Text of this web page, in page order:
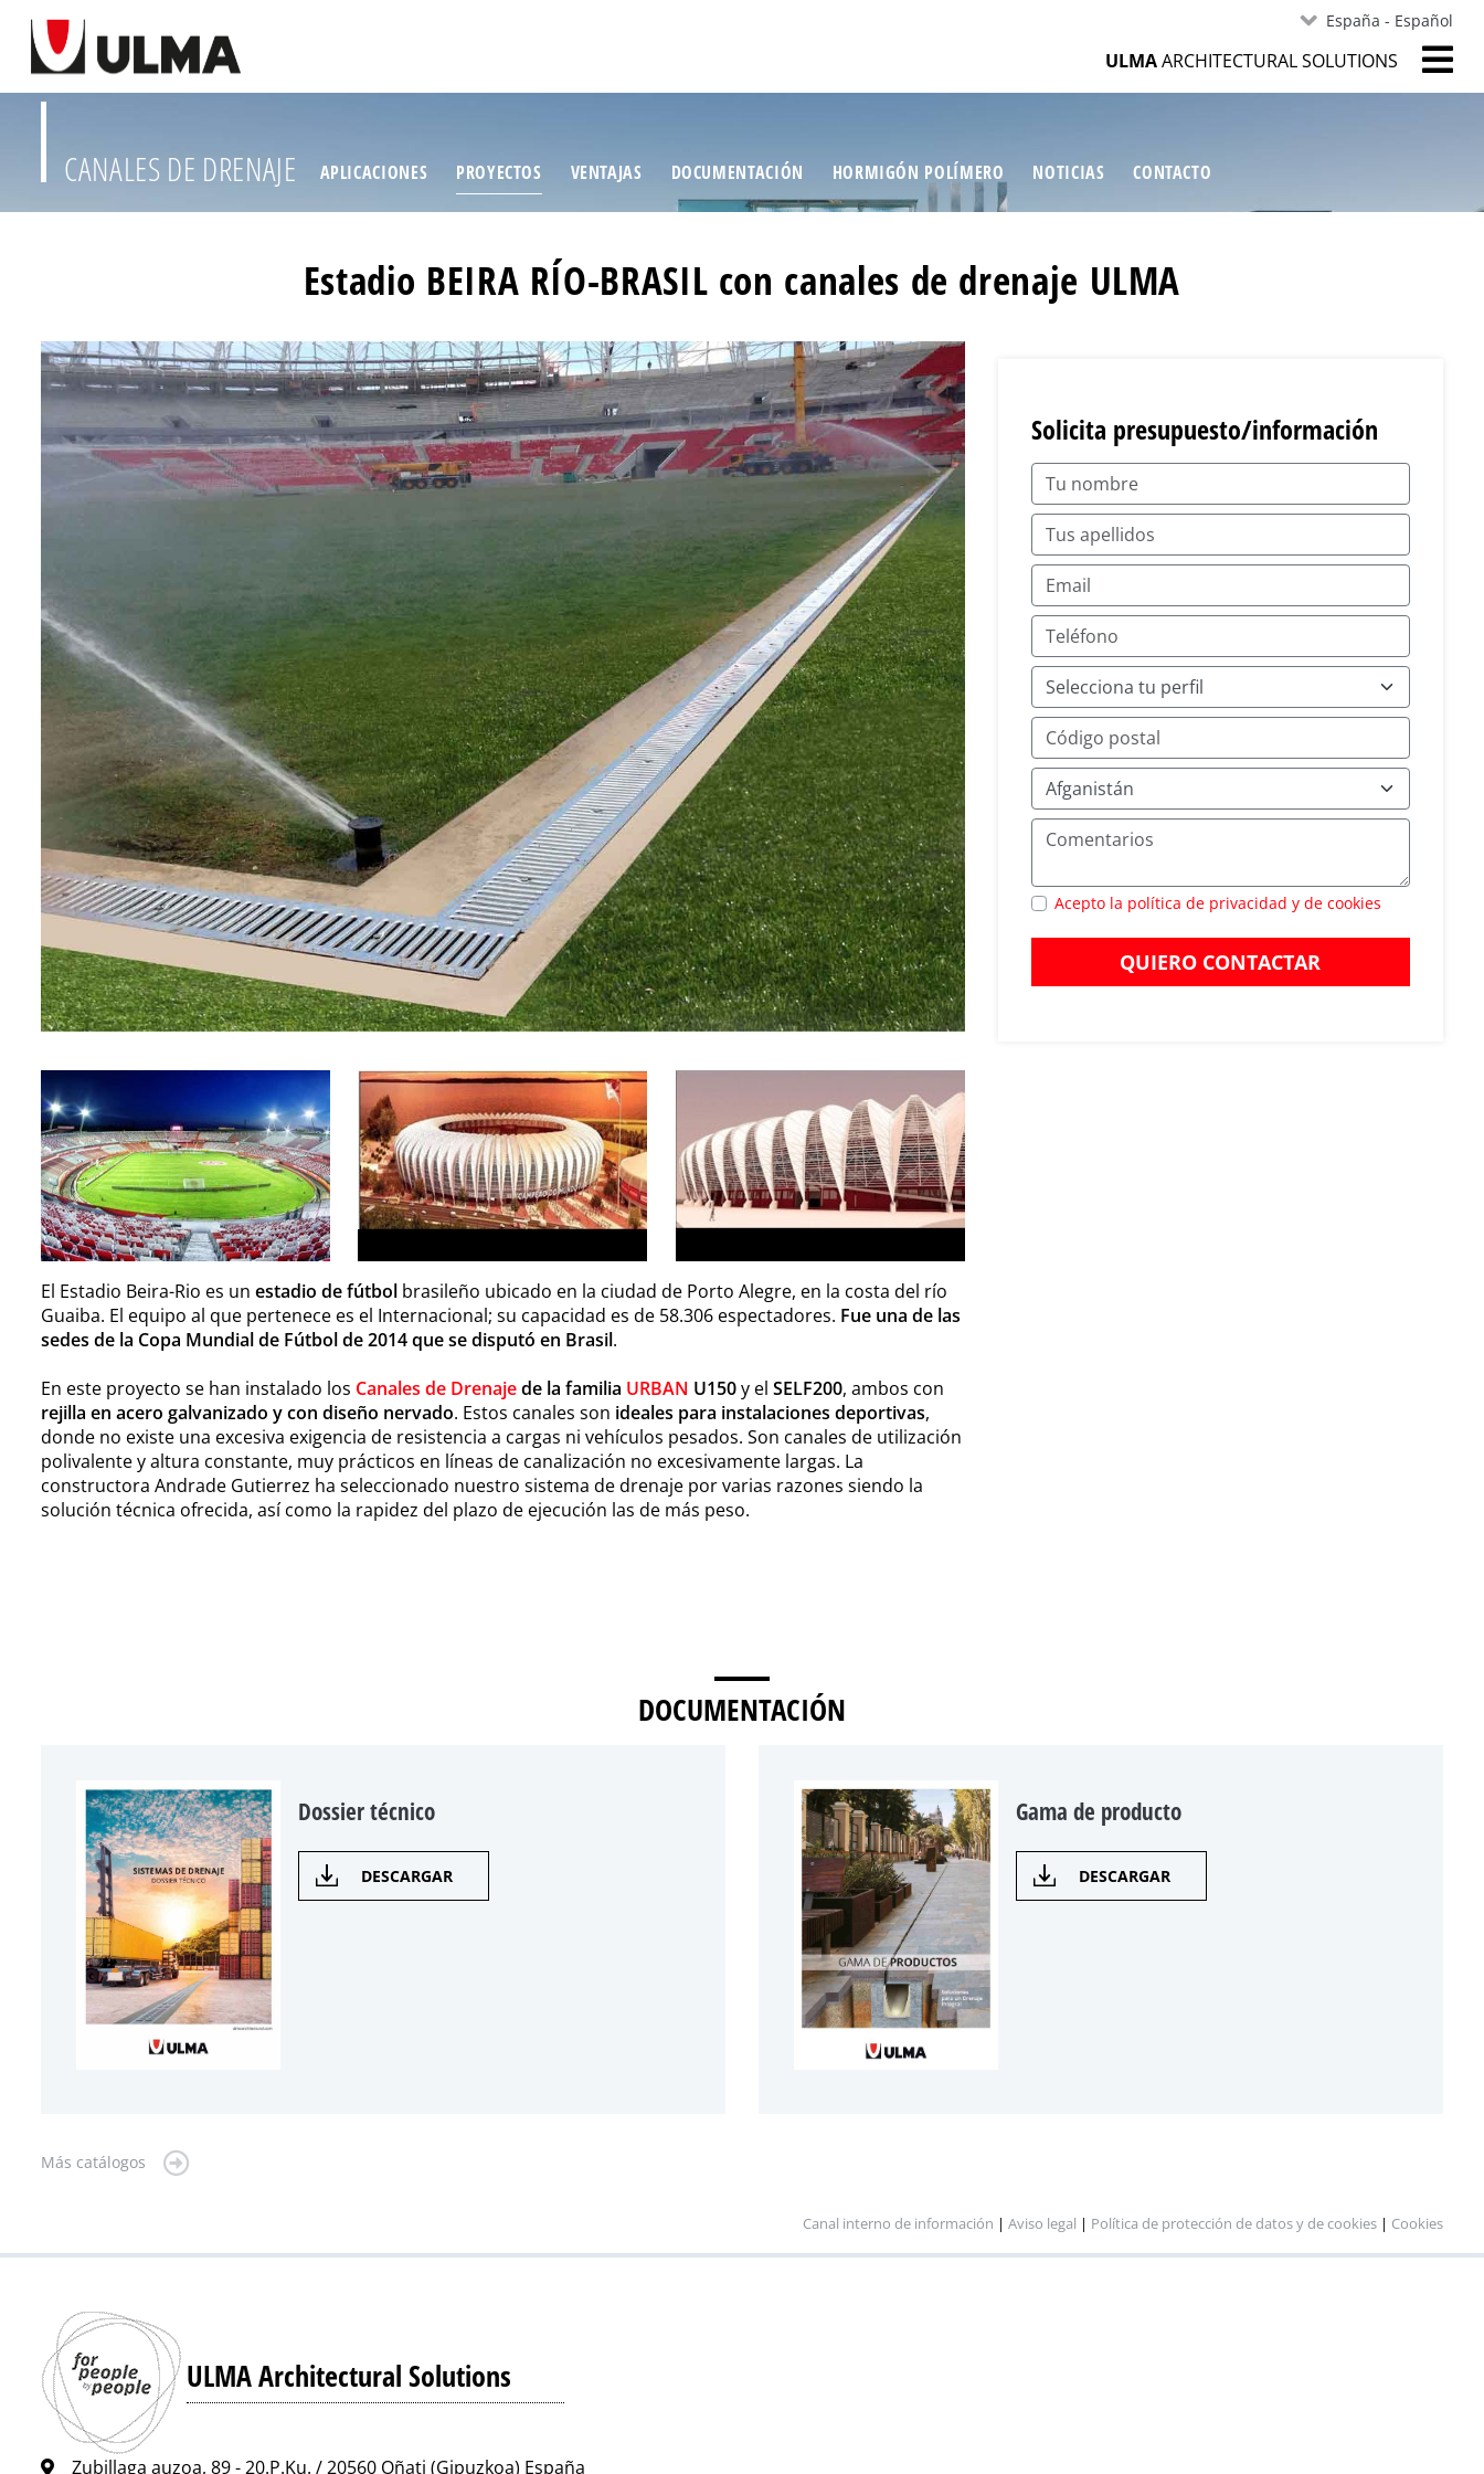
España - Español
ULMAARCHITECTURAL SOLUTIONS
CANALES DE DRENAJE APLICACIONES PROYECTOS VENTAJAS DOCUMENTACIÓN HORMIGÓN POLÍMERO NOTICIAS CONTACTO
Estadio BEIRA RÍO-BRASIL con canales de drenaje ULMA
El Estadio Beira-Rio es un estadio de fútbol brasileño ubicado en la ciudad de Porto Alegre, en la costa del río
Guaiba. El equipo al que pertenece es el Internacional; su capacidad es de 58.306 espectadores. Fue una de las
sedes de la Copa Mundial de Fútbol de 2014 que se disputó en Brasil.
En este proyecto se han instalado los Canales de Drenajede la familia URBAN U150y el SELF200, ambos con
rejilla en acero galvanizado y con diseño nervado. Estos canales son ideales para instalaciones deportivas,
donde no existe una excesiva exigencia de resistencia a cargas ni vehículos pesados. Son canales de utilización
polivalente y altura constante, muy prácticos en líneas de canalización no excesivamente largas. La
constructora Andrade Gutierrez ha seleccionado nuestro sistema de drenaje por varias razones siendo la
solución técnica ofrecida, así como la rapidez del plazo de ejecución las de más peso.
Solicita presupuesto/información
Acepto la política de privacidad y de cookies
QUIERO CONTACTAR
DOCUMENTACIÓN
Dossier técnico
DESCARGAR
Gama de producto
DESCARGAR
Más catálogos
Canal interno de información | Aviso legal | Política de protección de datos y de cookies | Cookies
ULMA Architectural Solutions
Zubillaga auzoa, 89 - 20.P.Ku. / 20560 Oñati (Gipuzkoa) España